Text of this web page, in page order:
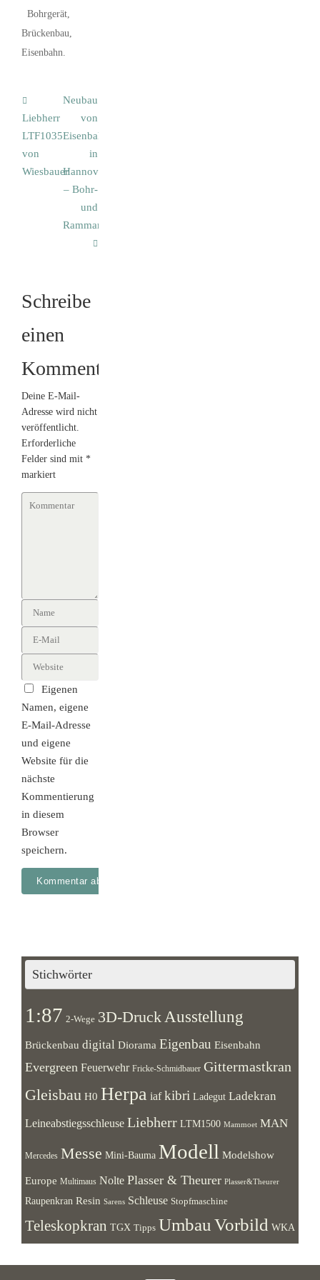
Bohrgerät
Brückenbau
Eisenbahn
Liebherr
LTF1035
von
Wiesbauer
Neubau
von
Eisenbahnbrücken
in
Hannover
– Bohr-
und
Rammarbeiten
Schreibe
einen
Kommentar
Deine E-Mail-
Adresse wird nicht
veröffentlicht.
Erforderliche
Felder sind mit *
markiert
Eigenen
Namen, eigene
E-Mail-Adresse
und eigene
Website für die
nächste
Kommentierung
in diesem
Browser
speichern.
Stichwörter
1:87 2-Wege 3D-DruckAusstellung
Brückenbau digital Diorama Eigenbau Eisenbahn
Evergreen Feuerwehr Fricke-Schmidbauer Gittermastkran
Gleisbau H0 Herpa iaf kibri Ladegut Ladekran
Leineabstiegsschleuse Liebherr LTM1500 Mammoet MAN
Mercedes Messe Mini-Bauma Modell Modelshow
Europe Multimaus Nolte Plasser & Theurer Plasser&Theurer
Raupenkran Resin Sarens Schleuse Stopfmaschine
Teleskopkran TGX Tipps Umbau Vorbild WKA